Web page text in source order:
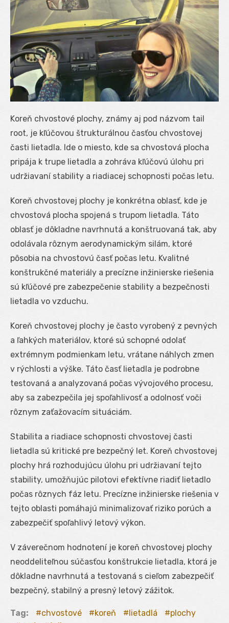
Koreň chvostové plochy, známy aj pod názvom tail
root, je kľúčovou štrukturálnou časťou chvostovej
časti lietadla. Ide o miesto, kde sa chvostová plocha
pripája k trupe lietadla a zohráva kľúčovú úlohu pri
udržiavaní stability a riadiacej schopnosti počas letu.
Koreň chvostovej plochy je konkrétna oblasť, kde je
chvostová plocha spojená s trupom lietadla. Táto
oblasť je dôkladne navrhnutá a konštruovaná tak, aby
odolávala rôznym aerodynamickým silám, ktoré
pôsobia na chvostovú časť počas letu. Kvalitné
konštrukčné materiály a precízne inžinierske riešenia
sú kľúčové pre zabezpečenie stability a bezpečnosti
lietadla vo vzduchu.
Koreň chvostovej plochy je často vyrobený z pevných
a ľahkých materiálov, ktoré sú schopné odolať
extrémnym podmienkam letu, vrátane náhlych zmen
v rýchlosti a výške. Táto časť lietadla je podrobne
testovaná a analyzovaná počas vývojového procesu,
aby sa zabezpečila jej spoľahlivosť a odolnosť voči
rôznym zaťažovacím situáciám.
Stabilita a riadiace schopnosti chvostovej časti
lietadla sú kritické pre bezpečný let. Koreň chvostovej
plochy hrá rozhodujúcu úlohu pri udržiavaní tejto
stability, umožňujúc pilotovi efektívne riadiť lietadlo
počas rôznych fáz letu. Precízne inžinierske riešenia v
tejto oblasti pomáhajú minimalizovať riziko porúch a
zabezpečiť spoľahlivý letový výkon.
V záverečnom hodnotení je koreň chvostovej plochy
neoddeliteľnou súčasťou konštrukcie lietadla, ktorá je
dôkladne navrhnutá a testovaná s cieľom zabezpečiť
bezpečný, stabilný a presný letový zážitok.
Tag: chvostové koreň lietadlá
plochy